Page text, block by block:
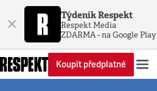
× Týdeník Respekt
Respekt Media
ZDARMA - na Google Play
Koupit předplatné